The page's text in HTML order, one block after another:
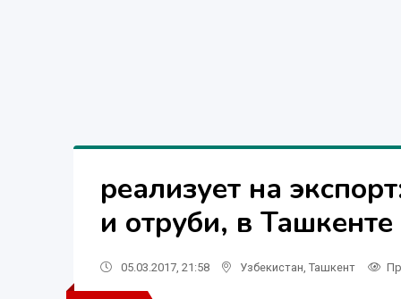
реализует на
и отруби, в Ташкенте
05.03.2017, 21:58 Узбекистан Ташкент